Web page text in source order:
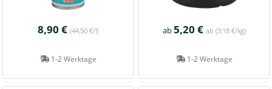
8,90 € (44,50 €/l)
1-2 Werktage
ab5,20 € ab (3,18 €/kg)
1-2 Werktage